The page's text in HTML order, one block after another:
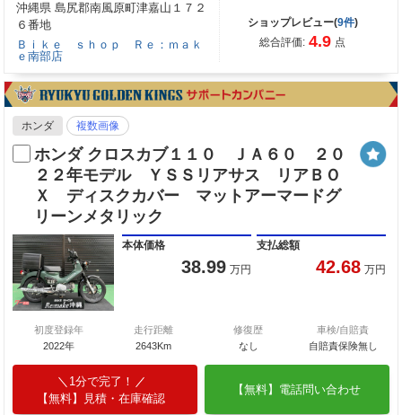
沖縄県 島尻郡南風原町津嘉山１７２
６番地
Ｂｉｋｅ ｓｈｏｐ Ｒｅ：ｍａｋ
ｅ南部店
ショップレビュー(9件)
総合評価: 4.9 点
ホンダ 複数画像
ホンダ クロスカブ１１０ ＪＡ６０ ２０
２２年モデル ＹＳＳリアサス リアＢＯ
Ｘ ディスクカバー マットアーマードグ
リーンメタリック
本体価格
38.99 万円
支払総額
42.68 万円
初度登録年
2022年
走行距離
2643Km
修復歴
なし
車検/自賠責
自賠責保険無し
1分で完了！
【無料】見積・在庫確認
【無料】電話問い合わせ